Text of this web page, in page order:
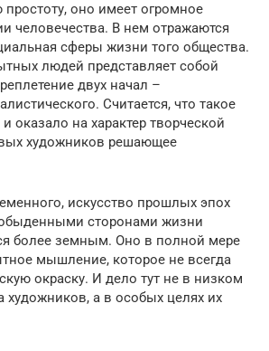
оно имеет огромное
человечества. В нем отражаются
сферы жизни того общества.
людей представляет собой
двух начал –
Считается, что такое
оказало на характер творческой
художников решающее
искусство прошлых эпох
обыденными сторонами жизни
более земным. Оно в полной мере
мышление, которое не всегда
окраску. И дело тут не в низком
художников, а в особых целях их